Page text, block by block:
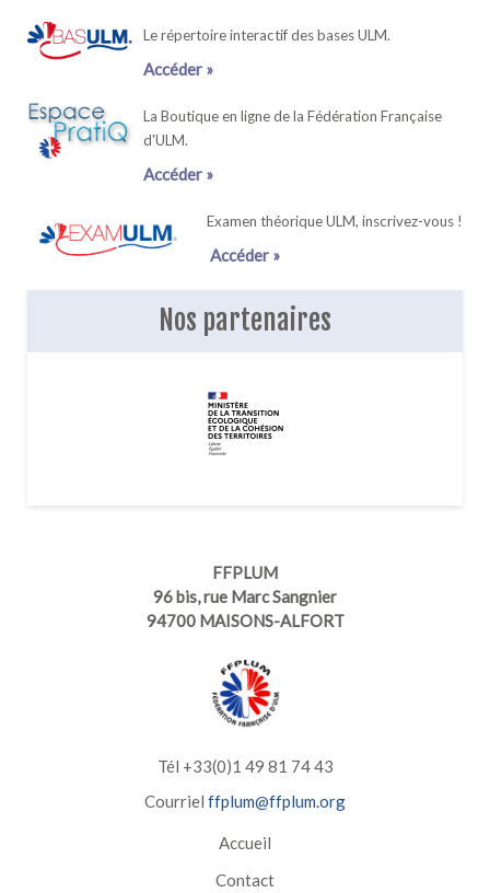
Le répertoire interactif des bases ULM.
Accéder »
La Boutique en ligne de la Fédération Française
d'ULM.
Accéder »
Examen théorique ULM, inscrivez-vous !
Accéder »
Nos partenaires
FFPLUM
96 bis, rue Marc Sangnier
94700 MAISONS-ALFORT
Tél +33(0)1 49 81 74 43
Courriel ffplum@ffplum.org
Accueil
Contact